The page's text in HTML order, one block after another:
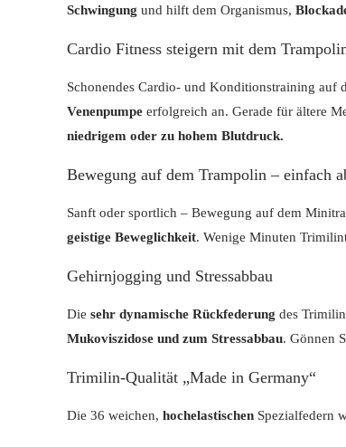
Schwingung und hilft dem Organismus,
Cardio Fitness steigern mit dem
Schonendes Cardio- und Konditionstraining
Venenpumpe erfolgreich an. Gerade für ältere
niedrigem oder zu hohem Blutdruck.
Bewegung auf dem Trampolin – einfach
Sanft oder sportlich – Bewegung auf dem
geistige Beweglichkeit. Wenige Minuten
Gehirnjogging und Stressabbau
Die sehr dynamische Rückfederung des
Mukoviszidose und zum Stressabbau. Gönnen
Trimilin-Qualität „Made in Germany“
Die 36 weichen,hochelastischen Spezialfedern